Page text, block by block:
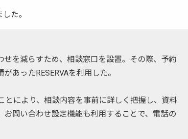
た。
を減らすため、相談窓口を設置。その際、予約
あったRESERVAを利用した。
とにより、相談内容を事前に詳しく把握し、資料
問い合わせ設定機能も利用することで、電話の